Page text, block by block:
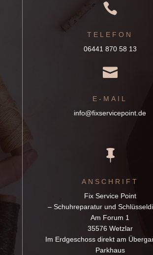

TELEFON
06441 870 58 13

E-MAIL
info@fixservicepoint.de

ANSCHRIFT
Fix Service Point
– Schuhreparatur und
Am Forum 1
35576 Wetzlar
Im Erdgeschoss direkt am
Parkhaus